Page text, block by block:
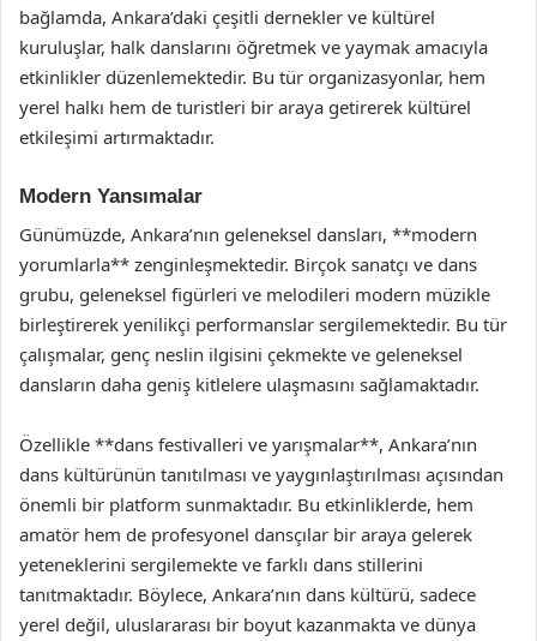
bağlamda, Ankara’daki çeşitli dernekler ve kültürel
kuruluşlar, halk danslarını öğretmek ve yaymak amacıyla
etkinlikler düzenlemektedir. Bu tür organizasyonlar, hem
yerel halkı hem de turistleri bir araya getirerek kültürel
etkileşimi artırmaktadır.
Modern Yansımalar
Günümüzde, Ankara’nın geleneksel dansları, **modern
yorumlarla** zenginleşmektedir. Birçok sanatçı ve dans
grubu, geleneksel figürleri ve melodileri modern müzikle
birleştirerek yenilikçi performanslar sergilemektedir. Bu tür
çalışmalar, genç neslin ilgisini çekmekte ve geleneksel
dansların daha geniş kitlelere ulaşmasını sağlamaktadır.
Özellikle **dans festivalleri ve yarışmalar**, Ankara’nın
dans kültürünün tanıtılması ve yaygınlaştırılması açısından
önemli bir platform sunmaktadır. Bu etkinliklerde, hem
amatör hem de profesyonel dansçılar bir araya gelerek
yeteneklerini sergilemekte ve farklı dans stillerini
tanıtmaktadır. Böylece, Ankara’nın dans kültürü, sadece
yerel değil, uluslararası bir boyut kazanmakta ve dünya